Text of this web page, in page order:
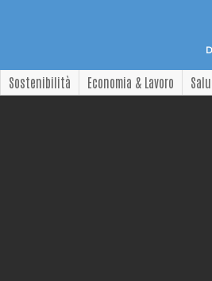
Sostenibilità Economia & Lavoro